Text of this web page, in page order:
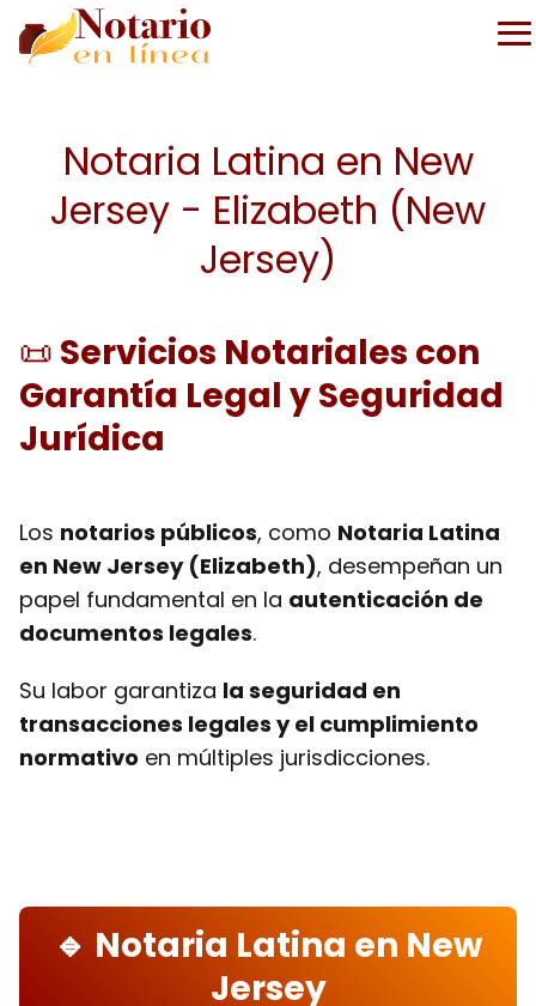
Notaria Latina en New
Jersey - Elizabeth (New
Jersey)
📜 Servicios Notariales con
Garantía Legal y Seguridad
Jurídica
Los notarios públicos, como Notaria Latina
en New Jersey (Elizabeth), desempeñan un
papel fundamental en la autenticación de
documentos legales.
Su labor garantiza la seguridad en
transacciones legales y el cumplimiento
normativo en múltiples jurisdicciones.
🔹 Notaria Latina en New
Jersey